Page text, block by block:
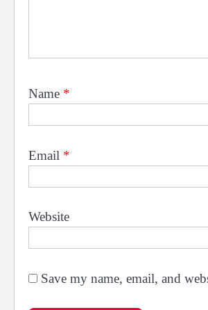
Name *
Email *
Website
Save my name, email, and